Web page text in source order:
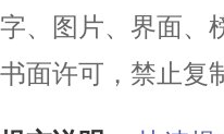
字、图片、界面、
书面许可，禁止复